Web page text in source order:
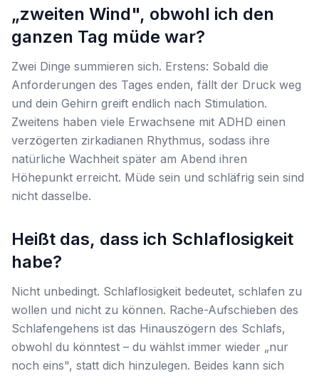
„zweiten Wind", obwohl ich den
ganzen Tag müde war?
Zwei Dinge summieren sich. Erstens: Sobald die
Anforderungen des Tages enden, fällt der Druck weg
und dein Gehirn greift endlich nach Stimulation.
Zweitens haben viele Erwachsene mit ADHD einen
verzögerten zirkadianen Rhythmus, sodass ihre
natürliche Wachheit später am Abend ihren
Höhepunkt erreicht. Müde sein und schläfrig sein sind
nicht dasselbe.
Heißt das, dass ich Schlaflosigkeit
habe?
Nicht unbedingt. Schlaflosigkeit bedeutet, schlafen zu
wollen und nicht zu können. Rache-Aufschieben des
Schlafengehens ist das Hinauszögern des Schlafs,
obwohl du könntest – du wählst immer wieder „nur
noch eins", statt dich hinzulegen. Beides kann sich